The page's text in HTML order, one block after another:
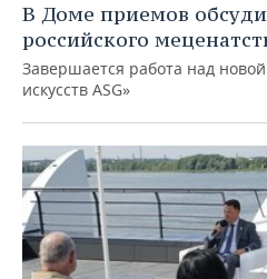
В Доме приемов
российского
Завершается работа над
искусств ASG»